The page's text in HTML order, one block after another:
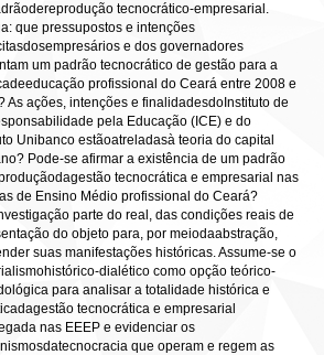
tecnocrático-empresarial.
que pressupostos e intenções
e dos governadores
um padrão tecnocrático de gestão para a
profissional do Ceará entre 2008 e
As ações, intenções e finalidadesdoInstituto de
pela Educação (ICE) e do
Unibanco estãoatreladasà teoria do capital
Pode-se afirmar a existência de um padrão
tecnocrática e empresarial nas
de Ensino Médio profissional do Ceará?
parte do real, das condições reais de
do objeto para, por meiodaabstração,
suas manifestações históricas. Assume-se o
dialético como opção teórico-
para analisar a totalidade histórica e
tecnocrática e empresarial
nas EEEP e evidenciar os
que operam e regem as